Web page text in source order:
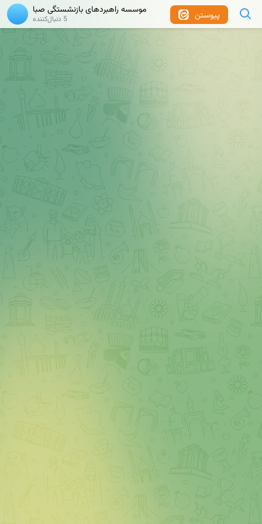
پیوستن موسسه راهبردهای بازنشستگی صبا
5 دنبال‌کننده